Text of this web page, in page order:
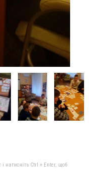
натисніть Ctrl + Enter, щоб